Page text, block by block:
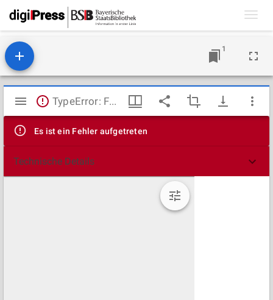
1
Mirador
Viewer
TypeError: Failed to fetch
Es ist ein Fehler aufgetreten
Technische Details